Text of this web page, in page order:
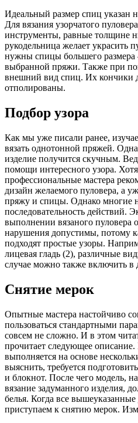
Идеальный размер спиц указан
Для вязания узорчатого
инструменты, равные толщине
рукодельница желает украсить
нужны спицы большего размера
выбранной пряжи. Также при
внешний вид спиц. Их кончики
отполированы.
Подбор узора
Как мы уже писали ранее,
вязать однотонной пряжей.
изделие получится скучным.
помощи интересного узора.
профессиональные мастера
дизайн желаемого пуловера, а
пряжу и спицы. Однако многие
последовательность действий.
выполнении вязаного пуловера
нарушения допустимы, потому
подходят простые узоры.
лицевая гладь (2), различные
случае можно также включить
Снятие мерок
Опытные мастера настойчиво
пользоваться стандартными
совсем не сложно. И в этом
прочитает следующее
выполняется на основе
выяснить, требуется
и блокнот. После чего модель,
вязание задуманного изделия,
белья. Когда все
приступаем к снятию мерок.